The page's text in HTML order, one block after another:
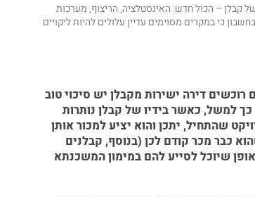
קבלן – הכול חדש: האינסטלציה, הריצוף, מערכות
כי במקרים מסוימים עדיין עלולים להיות ליקויים
דירה ישירות מקבלן יש סיכוי טוב
למשל, כאשר בידיו של קבלן נותרות
שהתחיל, יתכן והוא יציע למכור אותן
כבר מכר קודם לכן (בנוסף, קבלנים
שיוכל לסייע להם במימון המשכנתא